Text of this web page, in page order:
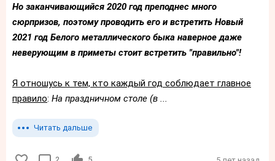
Но заканчивающийся 2020 год преподнес много
сюрпризов, поэтому проводить его и встретить Новый
2021 год Белого металлического быка наверное даже
неверующим в приметы стоит встретить "правильно"!
Я отношусь к тем, кто каждый год соблюдает главное
правило: На праздничном столе (в ...
Читать дальше